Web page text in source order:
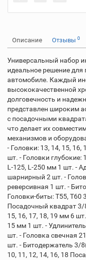
Описание Отзывы 0
Универсальный набор
идеальное решение
автомобиле. Каждый
высококачественной
долговечность и
представлен широким
с посадочными
что делает их
механизмов и
- Головки: 13, 14, 15, 16,
шт. - Головки глубокие:
L-125, L-250 мм 1 шт. -
шарнирный 2 шт. -
реверсивная 1 шт. -
Головки-биты: T55, T60
Посадочный квадрат 3/
15, 16, 17, 18, 19 мм 6
15 мм 1 шт. -
шт. - Головка свечная
шт. - Битодержатель 3/
10, 11, 12, 14, 16, 18